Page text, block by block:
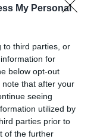
My Personal
to third parties, or
for
below opt-out
that after your
seeing
utilized by
parties prior to
of the further